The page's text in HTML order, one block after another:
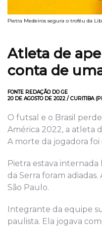
Pietra Medeiros segura o troféu da
Atleta de
conta de
FONTE REDAÇÃO DO GE
20 DE AGOSTO DE 2022 / CURITIBA
O futsal e o Brasil
América 2022, a atleta
A morte da jogadora foi
Pietra estava internada
da Serra foram
São Paulo.
Integrante da equipe
paulista. Ela jogava